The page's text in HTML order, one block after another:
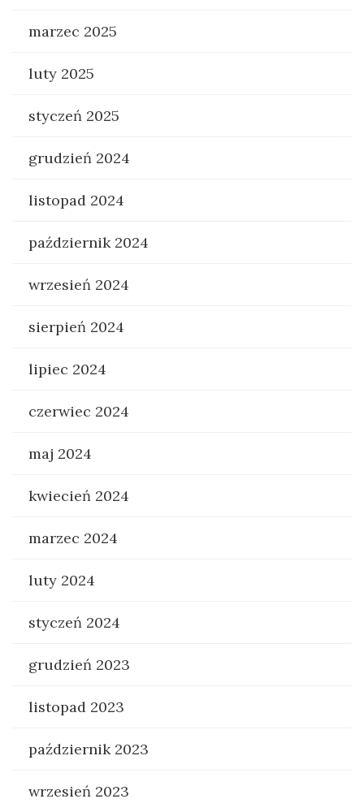
marzec 2025
luty 2025
styczeń 2025
grudzień 2024
listopad 2024
październik 2024
wrzesień 2024
sierpień 2024
lipiec 2024
czerwiec 2024
maj 2024
kwiecień 2024
marzec 2024
luty 2024
styczeń 2024
grudzień 2023
listopad 2023
październik 2023
wrzesień 2023